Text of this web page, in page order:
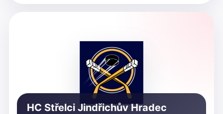
HC Střelci Jindřichův Hradec